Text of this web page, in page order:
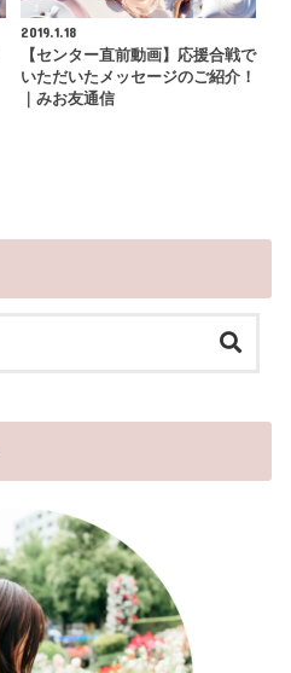
2019.1.18
【センター直前動画】応援合戦で
いただいたメッセージのご紹介！
｜みお友通信